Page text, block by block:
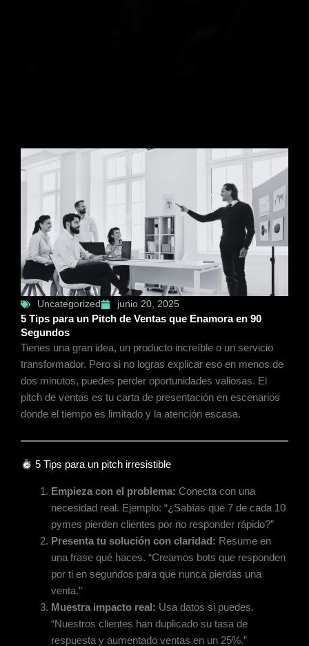
Uncategorized
junio 20, 2025
5 Tips para un Pitch de Ventas que Enamora en 90
Segundos
Tienes una gran idea, un producto increíble o un servicio
transformador. Pero si no logras explicar eso en menos de
dos minutos, puedes perder oportunidades valiosas. El
pitch de ventas es tu carta de presentación en escenarios
donde el tiempo es limitado y la atención escasa.
5 Tips para un pitch irresistible
Empieza con el problema: Conecta con una
necesidad real. Ejemplo: “¿Sabías que 7 de cada 10
pymes pierden clientes por no responder rápido?”
Presenta tu solución con claridad: Resume en
una frase qué haces. “Creamos bots que responden
por ti en segundos para que nunca pierdas una
venta.”
Muestra impacto real: Usa datos si puedes.
“Nuestros clientes han duplicado su tasa de
respuesta y aumentado ventas en un 25%.”